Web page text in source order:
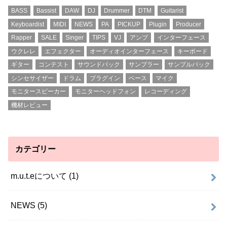
BASS Bassist DAW DJ Drummer DTM
Guitarist
Keyboardist
MIDI NEWS PA PICKUP Plugin
Producer
Rapper
SALE Singer TIPS VJ アンプ
インターフェース
ウクレレ
エフェクター オーディオインターフェース
キーボード
ギター
コンテスト サウンドパック サンプラー
サンプルパック
シンセサイザー
ドラム プラグイン ベース
マイク
モニタースピーカー
モニターヘッドフォン
レコーディング
機材レビュー
カテゴリー
m.u.t.eについて (1)
NEWS (5)